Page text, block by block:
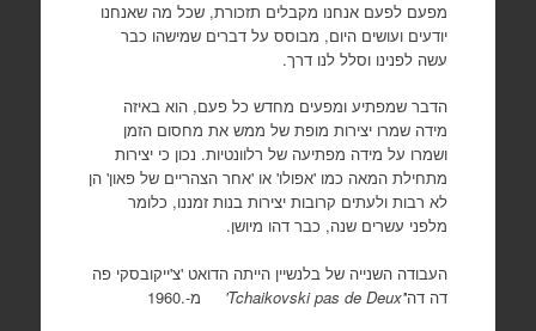
מפעם לפעם אנחנו מקבלים תזכורת, שכל מה שאנחנו
יודעים ועושים היום, מבוסס על דברים שמישהו כבר
עשה לפנינו וסלל לנו דרך.
הדבר שמפתיע ומפעים מחדש כל פעם, הוא באיזה
מידה שמרו יצירות מופת של ממש את מחסום הזמן
ושמרו על מידה מפתיעה של רלוונטיות. נכון כי יצירות
מתחילת המאה כמו 'אפולו' או 'אחר הצהריים של פאון' הן
לא רבות ולעתים קרובות יצירות בנות זמננו, כלומר
מלפני עשרים שנה, כבר דהו מיושן.
העבודה השנייה של בלנשיין הייתה הדואט 'צ'ייקובסקי פה
דה דה''Tchaikovski pas de Deux' מ-.1960